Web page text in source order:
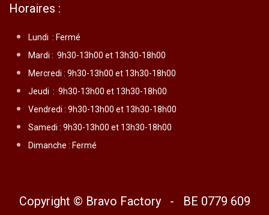
Horaires :
Lundi : Fermé
Mardi : 9h30-13h00 et 13h30-18h00
Mercredi : 9h30-13h00 et 13h30-18h00
Jeudi : 9h30-13h00 et 13h30-18h00
Vendredi : 9h30-13h00 et 13h30-18h00
Samedi : 9h30-13h00 et 13h30-18h00
Dimanche : Fermé
Copyright © Bravo Factory - BE 0779 609